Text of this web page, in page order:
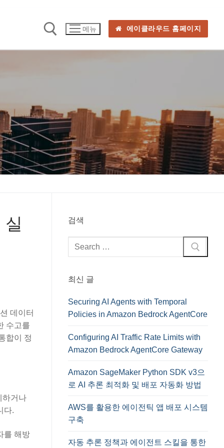
메뉴 에이클라우드 홈페이지
데이터
수고를
합이 정
하거나
다.
를 해방
검색
검
색
최신 글
Securing AI Agents with Temporal
Policies in Amazon Bedrock AgentCore
Configuring AI Traffic Rate Limits with
Amazon Bedrock AgentCore Gateway
Amazon SageMaker Python SDK v3으
로 AI 추론 최적화 및 배포 자동화 방법
AWS를 활용한 에이전틱 앱 배포 시스템
구축
자동 추론 정책과 에이전트 스킬을 통한